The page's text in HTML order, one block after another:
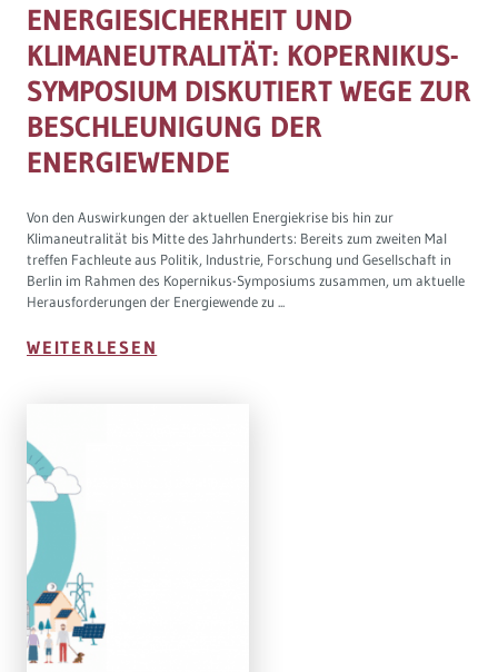
ENERGIESICHERHEIT UND
KLIMANEUTRALITÄT: KOPERNIKUS-
SYMPOSIUM DISKUTIERT WEGE ZUR
BESCHLEUNIGUNG DER
ENERGIEWENDE
Von den Auswirkungen der aktuellen Energiekrise bis hin zur
Klimaneutralität bis Mitte des Jahrhunderts: Bereits zum zweiten Mal
treffen Fachleute aus Politik, Industrie, Forschung und Gesellschaft in
Berlin im Rahmen des Kopernikus-Symposiums zusammen, um aktuelle
Herausforderungen der Energiewende zu ...
WEITERLESEN